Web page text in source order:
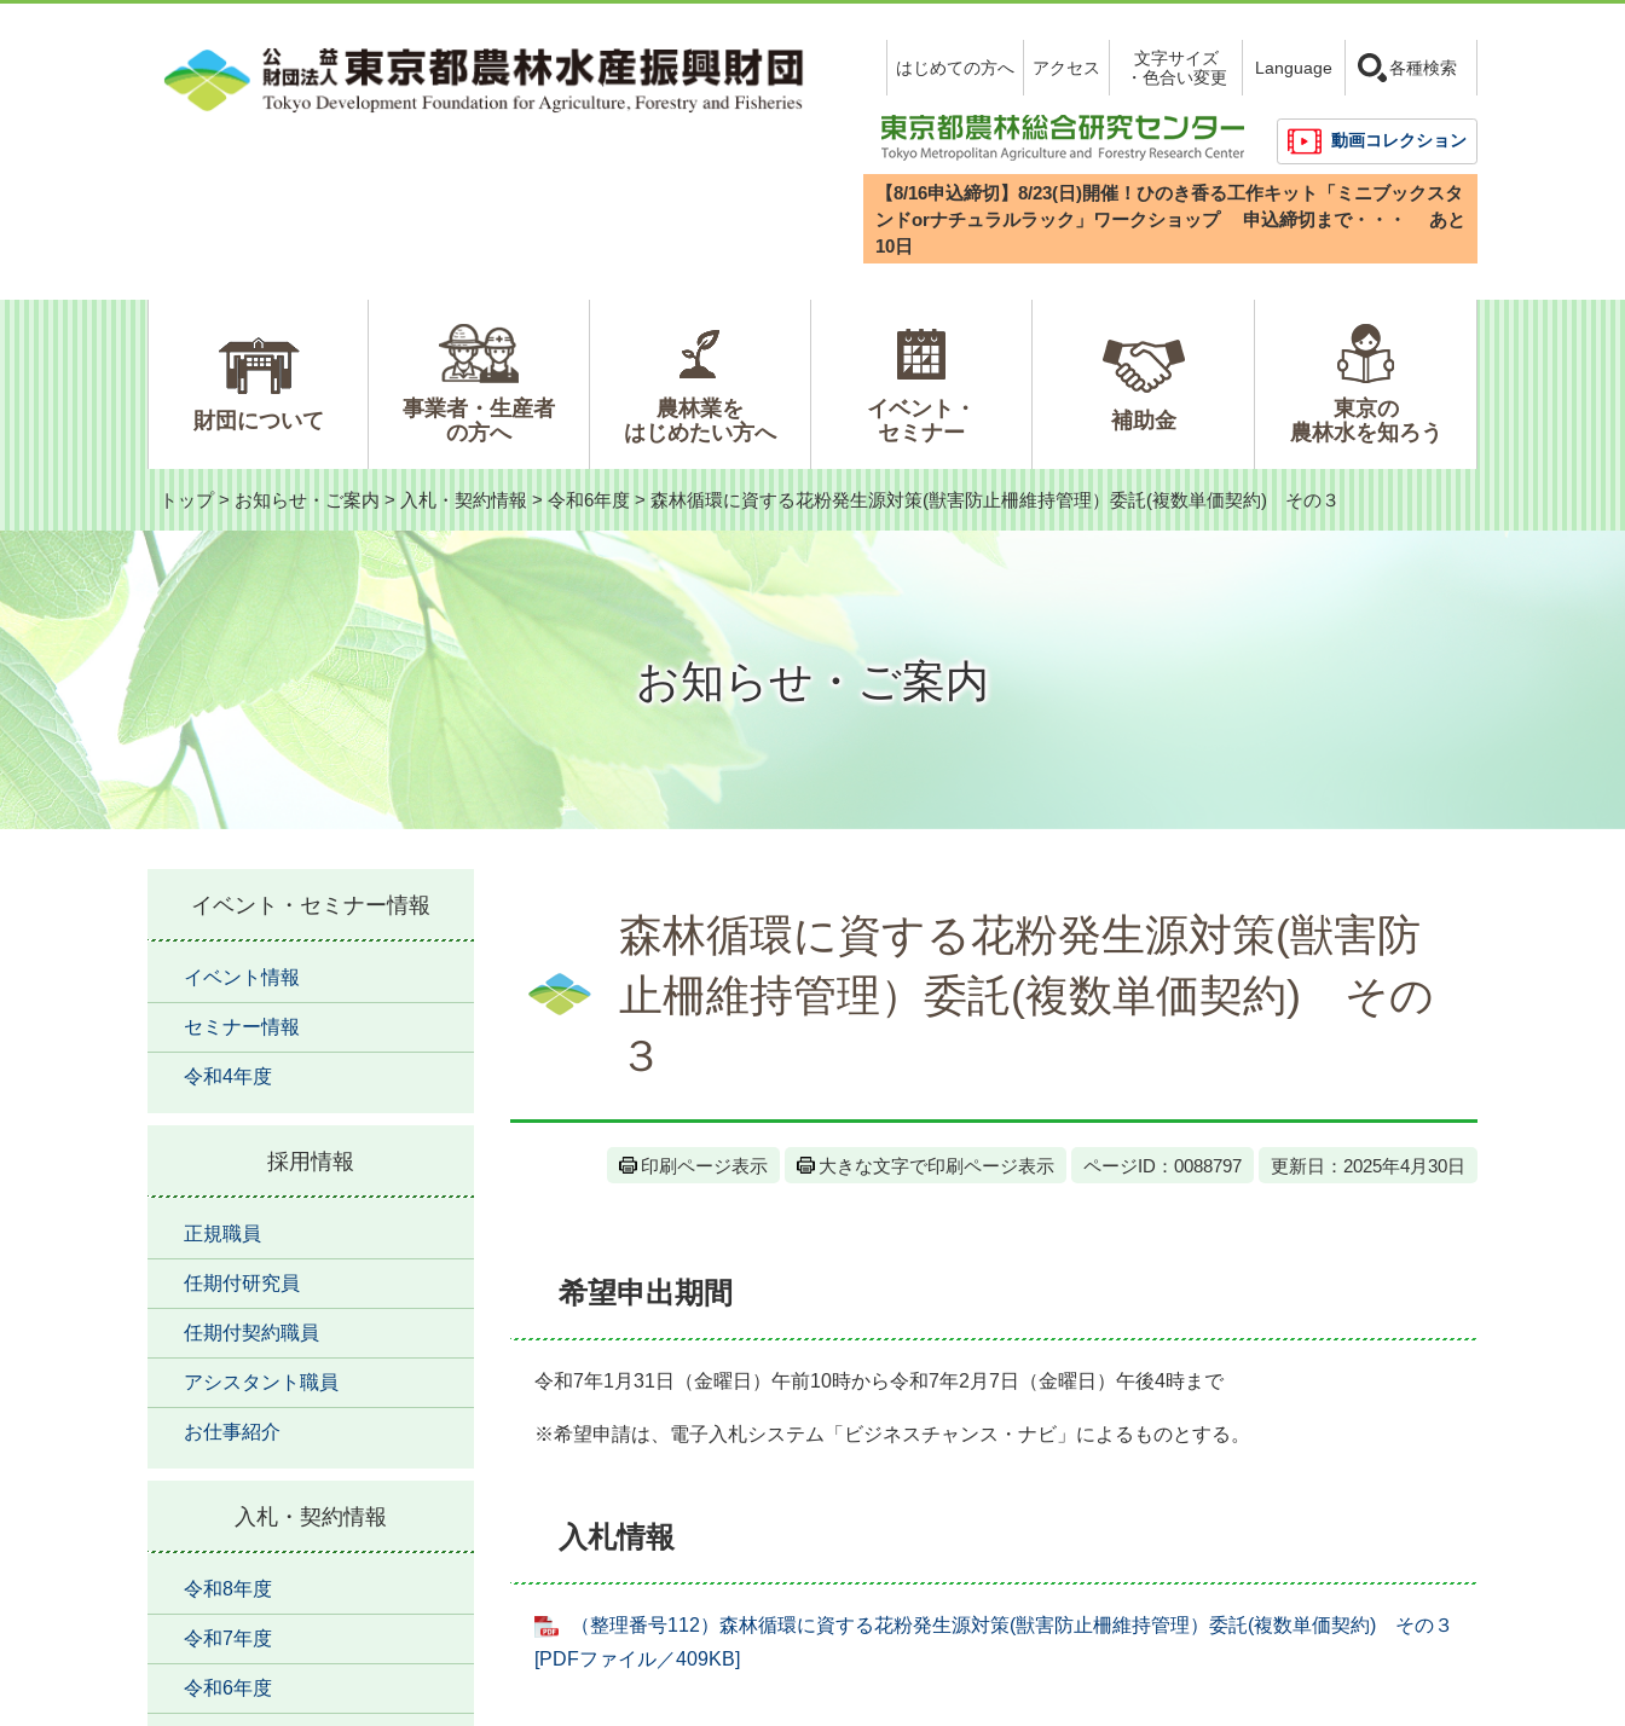
文
はじめての方へ アクセス
文字サイズ
・色合い変更
Language 各種検索
動画コレクション
【8/16申込締切】8/23(日)開催！ひのき香る工作キット「ミニブックスタ
ンドorナチュラルラック」ワークショップ
申込締切まで・・・
あと
10 日
財団について
事業者・生産者
の方へ
農林業を
はじめたい方へ
イベント・
セミナー
補助金
東京の
農林水を知ろう
トップ > お知らせ・ご案内 > 入札・契約情報 > 令和6年度 > 森林循環に資する花粉発生源対策(獣害防止柵維持管理）委託(複数単価契約) その３
お知らせ・ご案内
森林循環に資する花粉発生源対策(獣害防
止柵維持管理）委託(複数単価契約) その
３
印刷ページ表示 大きな文字で印刷ページ表示 ページID：0088797 更新日：2025年4月30日
希望申出期間
令和7年1月31日（金曜日）午前10時から令和7年2月7日（金曜日）午後4時まで
※希望申請は、電子入札システム「ビジネスチャンス・ナビ」によるものとする。
入札情報
（整理番号112）森林循環に資する花粉発生源対策(獣害防止柵維持管理）委託(複数単価契約) その３
[PDFファイル／409KB]
イベント・セミナー情報
イベント情報
セミナー情報
令和4年度
採用情報
正規職員
任期付研究員
任期付契約職員
アシスタント職員
お仕事紹介
入札・契約情報
令和8年度
令和7年度
令和6年度